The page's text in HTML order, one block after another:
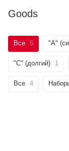
Goods
Все 6 "А"
"C" (долгий) 1
Все 4